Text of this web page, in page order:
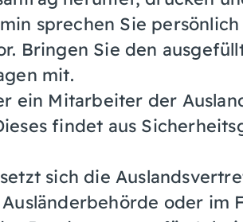
sprechen Sie
Bringen Sie den
mit.
ein Mitarbeiter der
findet aus
sich die
oder im